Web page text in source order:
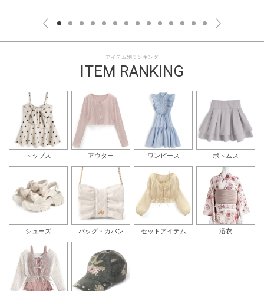
アイテム別ランキング
ITEM RANKING
トップス アウター ワンピース ボトムス
シューズ バッグ・カバン セットアイテム 浴衣